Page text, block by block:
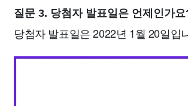
질문 3. 당첨자 발표일은 언제인가요
당첨자 발표일은 2022년 1월 20일입